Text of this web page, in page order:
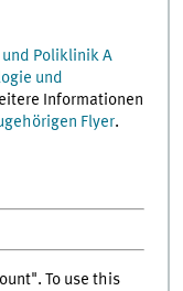
Poliklinik A
und
Informationen
Flyer.
To use this